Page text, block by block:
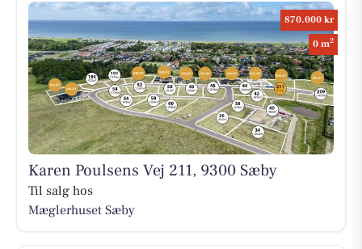
870.000 kr
0 m2
Karen Poulsens Vej 211, 9300 Sæby
Til salg hos
Mæglerhuset Sæby